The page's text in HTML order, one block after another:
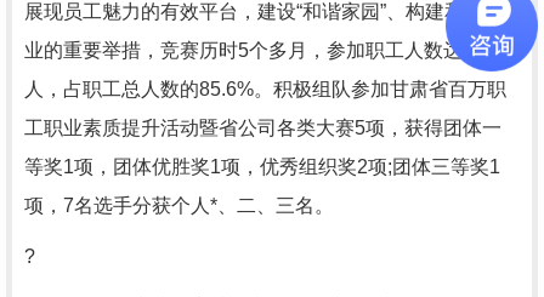
展现员工魅力的有效平台，建设“和谐家园”、构建和谐企
业的重要举措，竞赛历时5个多月，参加职工人数达875
人，占职工总人数的85.6%。积极组队参加甘肃省百万职
工职业素质提升活动暨省公司各类大赛5项，获得团体一
等奖1项，团体优胜奖1项，优秀组织奖2项;团体三等奖1
项，7名选手分获个人*、二、三名。
?